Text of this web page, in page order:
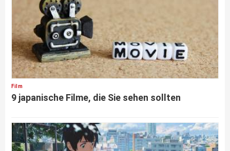
Film
9 japanische Filme, die Sie sehen sollten